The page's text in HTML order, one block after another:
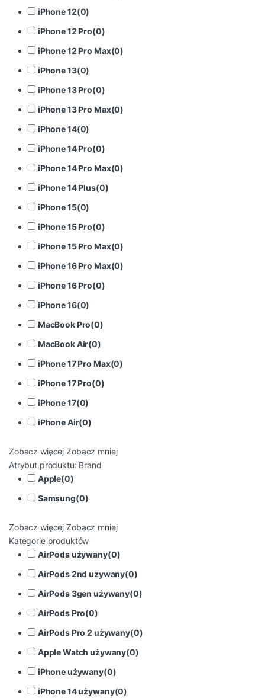
iPhone 12(0)
iPhone 12 Pro(0)
iPhone 12 Pro Max(0)
iPhone 13(0)
iPhone 13 Pro(0)
iPhone 13 Pro Max(0)
iPhone 14(0)
iPhone 14 Pro(0)
iPhone 14 Pro Max(0)
iPhone 14 Plus(0)
iPhone 15(0)
iPhone 15 Pro(0)
iPhone 15 Pro Max(0)
iPhone 16 Pro Max(0)
iPhone 16 Pro(0)
iPhone 16(0)
MacBook Pro(0)
MacBook Air(0)
iPhone 17 Pro Max(0)
iPhone 17 Pro(0)
iPhone 17(0)
iPhone Air(0)
Zobacz więcej Zobacz mniej
Atrybut produktu: Brand
Apple(0)
Samsung(0)
Zobacz więcej Zobacz mniej
Kategorie produktów
AirPods używany(0)
AirPods 2nd uzywany(0)
AirPods 3gen używany(0)
AirPods Pro(0)
AirPods Pro 2 używany(0)
Apple Watch używany(0)
iPhone używany(0)
iPhone 14 używany(0)